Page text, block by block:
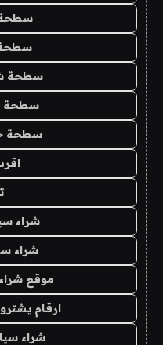
سطحة
سطحة
سطحة
سطحة
سطحة
شراء
شراء
موقع
ارقام
شراء